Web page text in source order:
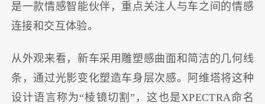
是一款情感智能伙伴，重点关注人与车之间的情感
连接和交互体验。
从外观来看，新车采用雕塑感曲面和简洁的几何线
条，通过光影变化塑造车身层次感。阿维塔将这种
设计语言称为“棱镜切割”，这也是XPECTRA命名